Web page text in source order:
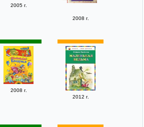
2005 г.
2008 г.
2008 г.
2012 г.